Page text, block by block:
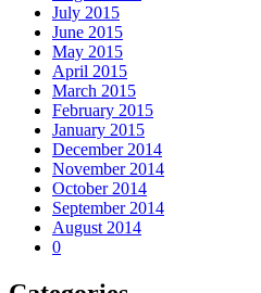
July 2015
June 2015
May 2015
April 2015
March 2015
February 2015
January 2015
December 2014
November 2014
October 2014
September 2014
August 2014
0